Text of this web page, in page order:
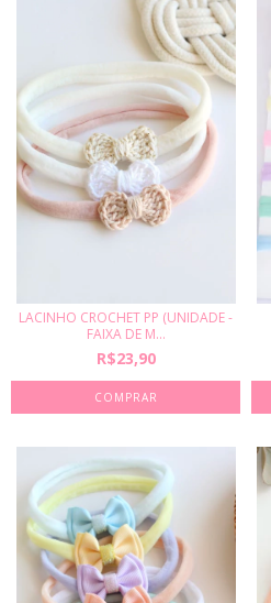
LACINHO CROCHET PP (UNIDADE -
FAIXA DE M...
R$23,90
COMPRAR